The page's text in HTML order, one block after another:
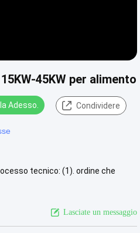
45KW per alimento
Adesso. Condividere
tecnico: (1). ordine che
Lasciate un messaggio